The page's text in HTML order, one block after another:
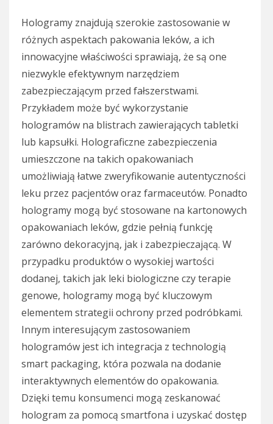
Hologramy znajdują szerokie zastosowanie w
różnych aspektach pakowania leków, a ich
innowacyjne właściwości sprawiają, że są one
niezwykle efektywnym narzędziem
zabezpieczającym przed fałszerstwami.
Przykładem może być wykorzystanie
hologramów na blistrach zawierających tabletki
lub kapsułki. Holograficzne zabezpieczenia
umieszczone na takich opakowaniach
umożliwiają łatwe zweryfikowanie autentyczności
leku przez pacjentów oraz farmaceutów. Ponadto
hologramy mogą być stosowane na kartonowych
opakowaniach leków, gdzie pełnią funkcję
zarówno dekoracyjną, jak i zabezpieczającą. W
przypadku produktów o wysokiej wartości
dodanej, takich jak leki biologiczne czy terapie
genowe, hologramy mogą być kluczowym
elementem strategii ochrony przed podróbkami.
Innym interesującym zastosowaniem
hologramów jest ich integracja z technologią
smart packaging, która pozwala na dodanie
interaktywnych elementów do opakowania.
Dzięki temu konsumenci mogą zeskanować
hologram za pomocą smartfona i uzyskać dostęp